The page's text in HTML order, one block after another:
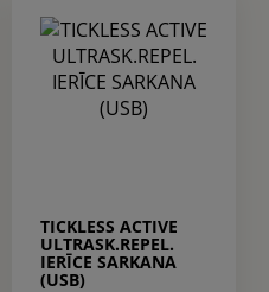
TICKLESS ACTIVE
ULTRASK.REPEL.
IERĪCE SARKANA
(USB)